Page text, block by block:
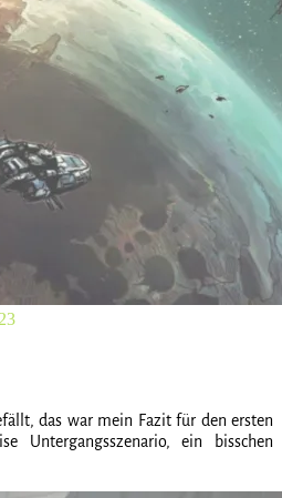
das war mein Fazit für den ersten
Untergangsszenario, ein bisschen